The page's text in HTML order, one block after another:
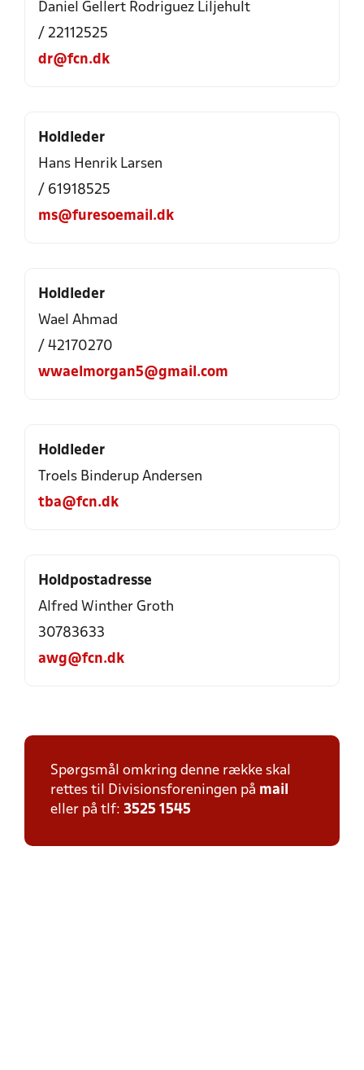
Daniel Gellert Rodriguez Liljehult
/ 22112525
dr@fcn.dk
Holdleder
Hans Henrik Larsen
/ 61918525
ms@furesoemail.dk
Holdleder
Wael Ahmad
/ 42170270
wwaelmorgan5@gmail.com
Holdleder
Troels Binderup Andersen
tba@fcn.dk
Holdpostadresse
Alfred Winther Groth
30783633
awg@fcn.dk
Spørgsmål omkring denne række skal
rettes til Divisionsforeningen på mail
eller på tlf: 3525 1545